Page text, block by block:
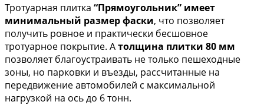
Тротуарная плитка “Прямоугольник” имеет
минимальный размер фаски, что позволяет
получить ровное и практически бесшовное
тротуарное покрытие. Атолщина плитки 80 мм
позволяет благоустраивать не только пешеходные
зоны, но парковки и въезды, рассчитанные на
передвижение автомобилей с максимальной
нагрузкой на ось до 6 тонн.